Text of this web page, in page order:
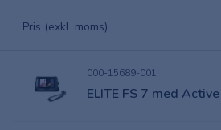
Pris (exkl. moms)
000-15689-001
ELITE FS 7 med